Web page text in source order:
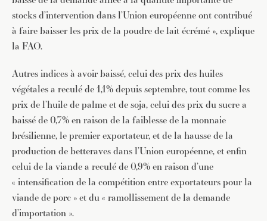
stocks d’intervention dans l’Union européenne ont contribué
à faire baisser les prix de la poudre de lait écrémé », explique
la FAO.
Autres indices à avoir baissé, celui des prix des huiles
végétales a reculé de 1,1% depuis septembre, tout comme les
prix de l’huile de palme et de soja, celui des prix du sucre a
baissé de 0,7% en raison de la faiblesse de la monnaie
brésilienne, le premier exportateur, et de la hausse de la
production de betteraves dans l’Union européenne, et enfin
celui de la viande a reculé de 0,9% en raison d’une
« intensification de la compétition entre exportateurs pour la
viande de porc » et du « ramollissement de la demande
d’importation ».